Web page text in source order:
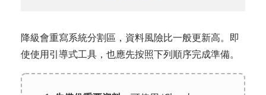
降級會重寫系統分割區，資料風險比一般更新高。即
使使用引導式工具，也應先按照下列順序完成準備。